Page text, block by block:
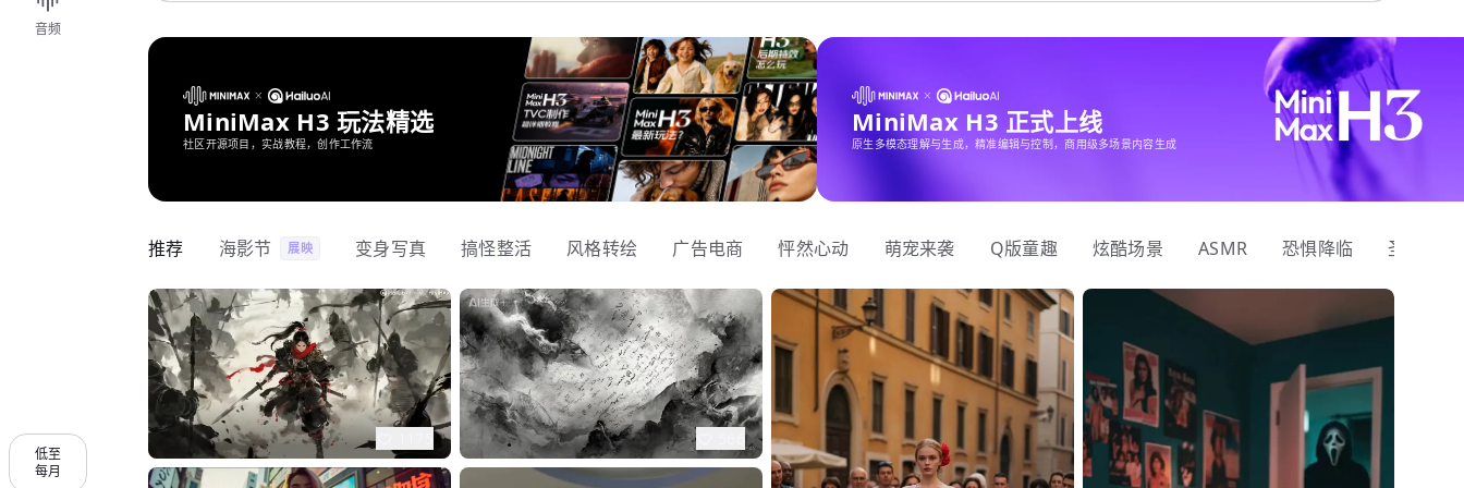
音频
低至
每月
MiniMax H3 玩法精选
社区开源项目，实战教程，创作工作流
MiniMax H3 正式上线
原生多模态理解与生成，精准编辑与控制，商用级多场景内容生成
推荐 海影节 展映 变身写真 搞怪整活 风格转绘 广告电商 怦然心动 萌宠来袭 Q版童趣 炫酷场景 ASMR 恐惧降临 圣诞狂欢